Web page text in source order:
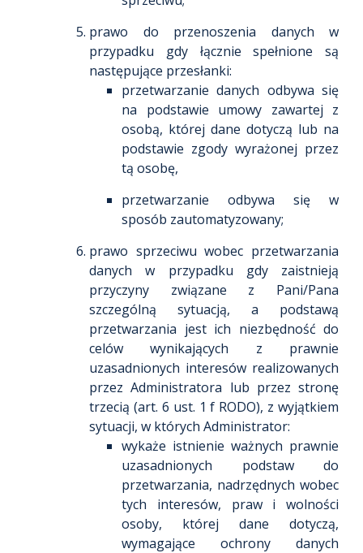
prawo do przenoszenia danych w
przypadku gdy łącznie spełnione są
następujące przesłanki:
przetwarzanie danych odbywa się
na podstawie umowy zawartej z
osobą, której dane dotyczą lub na
podstawie zgody wyrażonej przez
tą osobę,
przetwarzanie odbywa się w
sposób zautomatyzowany;
prawo sprzeciwu wobec przetwarzania
danych w przypadku gdy zaistnieją
przyczyny związane z Pani/Pana
szczególną sytuacją, a podstawą
przetwarzania jest ich niezbędność do
celów wynikających z prawnie
uzasadnionych interesów realizowanych
przez Administratora lub przez stronę
trzecią (art. 6 ust. 1 f RODO), z wyjątkiem
sytuacji, w których Administrator:
wykaże istnienie ważnych prawnie
uzasadnionych podstaw do
przetwarzania, nadrzędnych wobec
tych interesów, praw i wolności
osoby, której dane dotyczą,
wymagające ochrony danych